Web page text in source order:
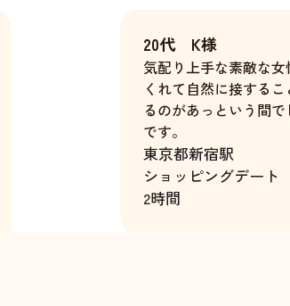
20代 K様
気配り上手な素敵な
くれて自然に接する
るのがあっという間
です。
東京都新宿駅
ショッピングデート
2時間